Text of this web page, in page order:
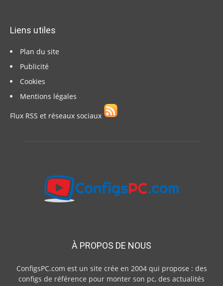
Liens utiles
Plan du site
Publicité
Cookies
Mentions légales
Flux RSS et réseaux sociaux
À PROPOS DE NOUS
ConfigsPC.com est un site crée en 2004 qui propose : des
configs de référence pour monter son pc, des actualités